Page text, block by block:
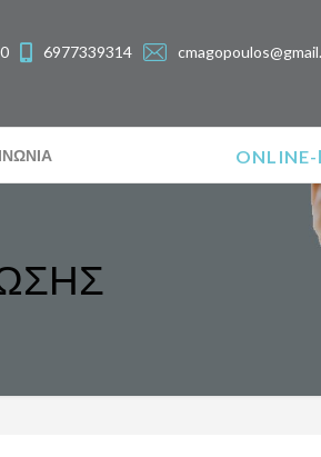
6977339314